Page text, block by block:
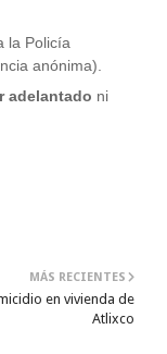
la Policía
anónima).
adelantado ni
MÁS RECIENTES
en vivienda de
Atlixco